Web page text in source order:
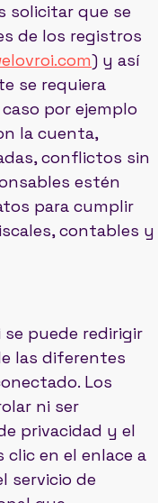
solicitar que se
de los registros
) y así
se requiera
por ejemplo
la cuenta,
conflictos sin
estén
para cumplir
contables y
se puede redirigir
las diferentes
Los
ni ser
privacidad y el
clic en el enlace a
servicio de